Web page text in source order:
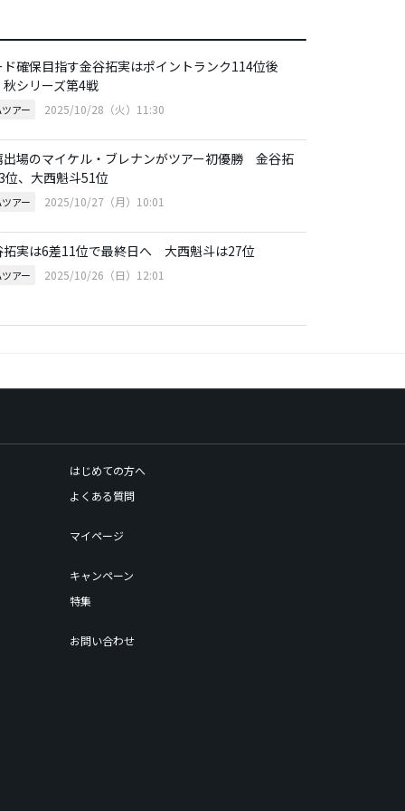
ド確保目指す金谷拓実はポイントランク114位後
シリーズ第4戦
ツアー 2025/10/28（火）11:30
出場のマイケル・ブレナンがツアー初優勝 金谷拓
位、大西魁斗51位
ツアー 2025/10/27（月）10:01
拓実は6差11位で最終日へ 大西魁斗は27位
ツアー 2025/10/26（日）12:01
はじめての方へ
よくある質問
マイページ
キャンペーン
特集
お問い合わせ